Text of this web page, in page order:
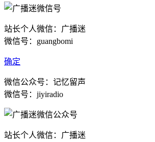
站长个人微信：广播迷
微信号：guangbomi
确定
微信公众号：记忆留声
微信号：jiyiradio
站长个人微信：广播迷